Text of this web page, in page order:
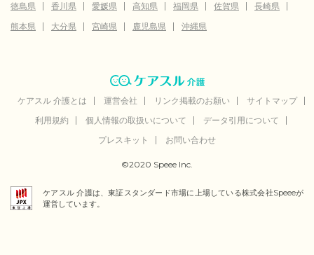
徳島県
香川県 愛媛県 高知県 福岡県 佐賀県
長崎県
熊本県
大分県 宮崎県 鹿児島県 沖縄県
ケアスル 介護とは 運営会社 リンク掲載のお願い
サイトマップ
利用規約
個人情報の取扱いについて
データ引用について
プレスキット
お問い合わせ
©2020 Speee Inc.
ケアスル 介護は、東証スタンダード市場に上場している株式会社Speeeが
運営しています。